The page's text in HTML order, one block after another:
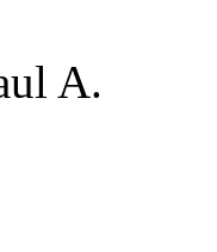
A.